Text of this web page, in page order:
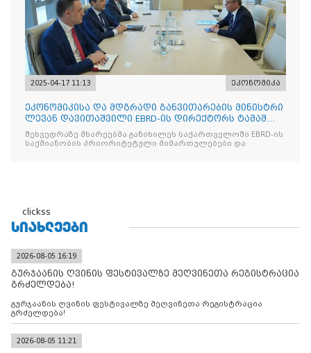
2025-04-17 11:13 ეკონომიკა
ეკონომიკისა და მდგრადი განვითარების მინისტრი
ლევან დავითაშვილი EBRD-ის დირექტორს ტამაშ
ვოჟნიტს შეხვდ
შეხვედრაზე მხარეებმა განიხილეს საქართველოში EBRD-ის
საქმიანობის პრიორიტეტული მიმართულებები და
clickss
ᲡᲘᲐᲮᲚᲔᲔᲑᲘ
2026-08-05 16:19
გურჯაანის ღვინის ფესტივალზე მეღვინეთა რეგისტრაცია
გრძელდება!
გურჯაანის ღვინის ფესტივალზე მეღვინეთა რეგისტრაცია
გრძელდება!
2026-08-05 11:21